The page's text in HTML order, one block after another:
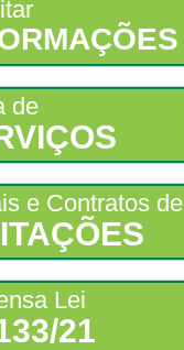
de
e Contratos de
Lei
21